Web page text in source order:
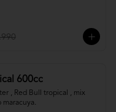
600cc
, Red Bull tropical , mix
maracuya.